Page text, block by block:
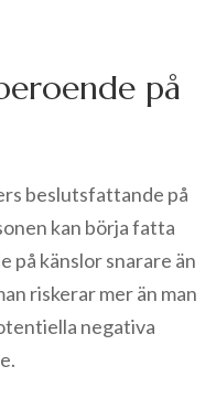
på
beslutsfattande på
kan börja fatta
på känslor snarare än
riskerar mer än man
negativa